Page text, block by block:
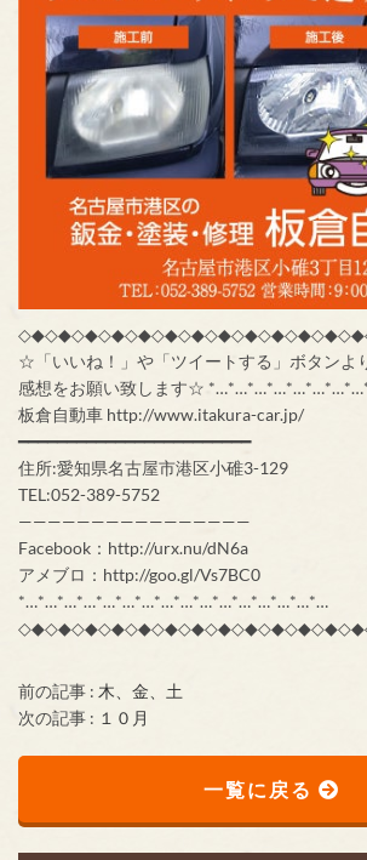
☆「いいね！」や「ツイートする」ボタンよ
感想をお願い致します☆
板倉自動車 http://www.itakura-car.jp/
━━━━━━━━━━━━━━━━━━━━━━━━
住所:愛知県名古屋市港区小碓3-129
TEL:052-389-5752
————————————————
Facebook：http://urx.nu/dN6a
アメブロ：http://goo.gl/Vs7BC0
*…*…*…*…*…*…*…*…*…*…*…*…*…*…*…*…
前の記事 : 木、金、土
次の記事 : １０月
一覧に戻る